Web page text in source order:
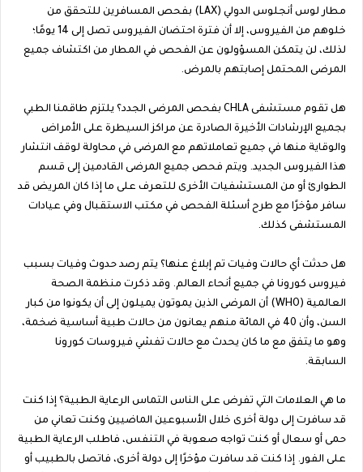
مطار لوس أنجلوس الدولي (LAX) بفحص المسافرين للتحقق من
خلوهم من الفيروس، إلا أن فترة احتضان الفيروس تصل إلى 14 يومًا؛
لذلك، لن يتمكن المسؤولون عن الفحص في المطار من اكتشاف جميع
المرضى المحتمل إصابتهم بالمرض.
هل تقوم مستشفى CHLA بفحص المرضى الجدد؟ يلتزم طاقمنا الطبي
بجميع الإرشادات الأخيرة الصادرة عن مراكز السيطرة على الأمراض
والوقاية منها في جميع تعاملاتهم مع المرضى في محاولة لوقف انتشار
هذا الفيروس الجديد. ويتم فحص جميع المرضى القادمين إلى قسم
الطوارئ أو من المستشفيات الأخرى للتعرف على ما إذا كان المريض قد
سافر مؤخرًا مع طرح أسئلة الفحص في مكتب الاستقبال وفي عيادات
المستشفى كذلك.
هل حدثت أي حالات وفيات تم إبلاغ عنها؟ يتم رصد حدوث وفيات بسبب
فيروس كورونا في جميع أنحاء العالم. وقد ذكرت منظمة الصحة
العالمية (WHO) أن المرضى الذين يموتون يميلون إلى أن يكونوا من كبار
السن، وأن 40 في المائة منهم يعانون من حالات طبية أساسية ضخمة،
وهو ما يتفق مع ما كان يحدث مع حالات تفشي فيروسات كورونا
السابقة.
ما هي العلامات التي تفرض على الناس التماس الرعاية الطبية؟ إذا كنت
قد سافرت إلى دولة أخرى خلال الأسبوعين الماضيين وكنت تعاني من
حمى أو سعال أو كنت تواجه صعوبة في التنفس، فاطلب الرعاية الطبية
على الفور. إذا كنت قد سافرت مؤخرًا إلى دولة أخرى، فاتصل بالطبيب أو